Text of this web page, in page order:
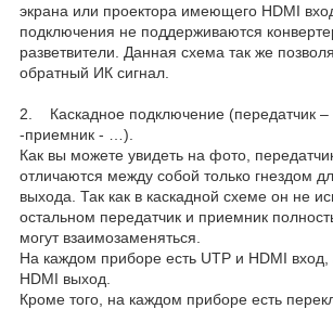
экрана или проектора имеющего HDMI
подключения не поддерживаются
разветвители. Данная схема так же
обратный ИК сигнал.
2. Каскадное подключение (передатчик –
-приемник - …).
Как вы можете увидеть на фото,
отличаются между собой только гнездом
выхода. Так как в каскадной схеме он не
остальном передатчик и приемник
могут взаимозаменяться.
На каждом приборе есть UTP и HDMI вход,
HDMI выход.
Кроме того, на каждом приборе есть